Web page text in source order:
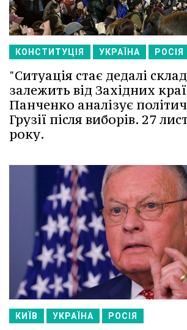
КОНСТИТУЦІЯ УКРАЇНА РОСІЯ
"Ситуація стає дедалі
залежить від Західних
Панченко аналізує
Грузії після виборів. 27
року.
КИЇВ УКРАЇНА РОСІЯ